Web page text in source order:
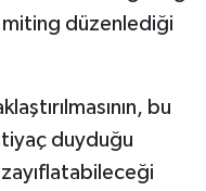
miting düzenlediği
bu
duyduğu
zayıflatabileceği